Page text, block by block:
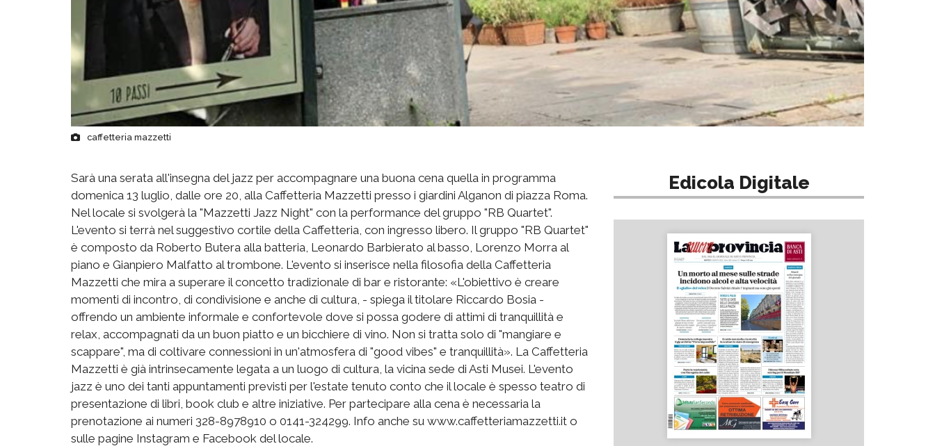
caffetteria mazzetti
Sarà una serata all'insegna del jazz per accompagnare una buona cena quella in programma
domenica 13 luglio, dalle ore 20, alla Caffetteria Mazzetti presso i giardini Alganon di piazza Roma.
Nel locale si svolgerà la "Mazzetti Jazz Night" con la performance del gruppo "RB Quartet".
L'evento si terrà nel suggestivo cortile della Caffetteria, con ingresso libero. Il gruppo "RB Quartet"
è composto da Roberto Butera alla batteria, Leonardo Barbierato al basso, Lorenzo Morra al
piano e Gianpiero Malfatto al trombone. L'evento si inserisce nella filosofia della Caffetteria
Mazzetti che mira a superare il concetto tradizionale di bar e ristorante: «L'obiettivo è creare
momenti di incontro, di condivisione e anche di cultura, - spiega il titolare Riccardo Bosia -
offrendo un ambiente informale e confortevole dove si possa godere di attimi di tranquillità e
relax, accompagnati da un buon piatto e un bicchiere di vino. Non si tratta solo di "mangiare e
scappare", ma di coltivare connessioni in un'atmosfera di "good vibes" e tranquillità». La Caffetteria
Mazzetti è già intrinsecamente legata a un luogo di cultura, la vicina sede di Asti Musei. L'evento
jazz è uno dei tanti appuntamenti previsti per l'estate tenuto conto che il locale è spesso teatro di
presentazione di libri, book club e altre iniziative. Per partecipare alla cena è necessaria la
prenotazione ai numeri 328-8978910 o 0141-324299. Info anche su www.caffetteriamazzetti.it o
sulle pagine Instagram e Facebook del locale.
Edicola Digitale